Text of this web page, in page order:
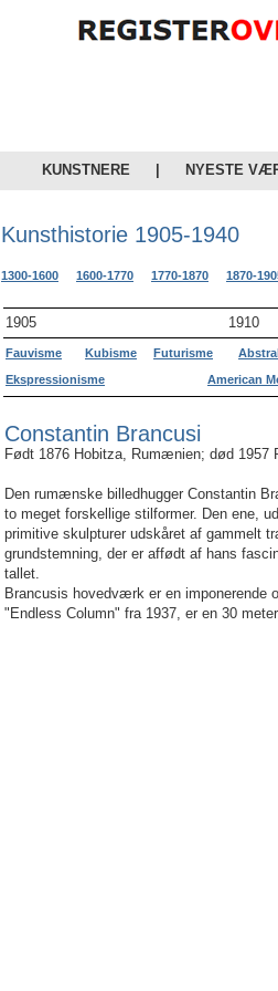
KUNSTNERE NYESTE
Kunsthistorie 1905-1940
1300-1600 1600-1770 1770-1870 1870-
1905 1910
Fauvisme Kubisme Futurisme
Ekspressionisme
American
Constantin Brancusi
Født 1876 Hobitza, Rumænien; død 1957
Den rumænske billedhugger Constantin
to meget forskellige stilformer. Den ene,
primitive skulpturer udskåret af gammelt
grundstemning, der er affødt af hans
tallet.
Brancusis hovedværk er en
"Endless Column" fra 1937, er en 30